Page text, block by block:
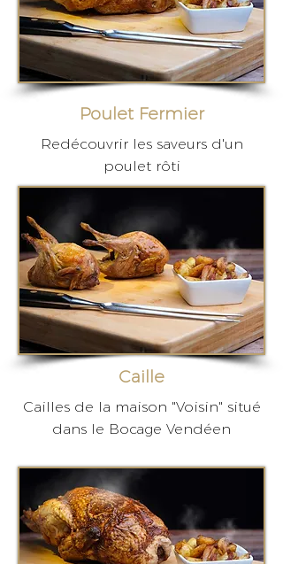
Poulet Fermier
Redécouvrir les saveurs d'un
poulet rôti
Caille
Cailles de la maison "Voisin" situé
dans le Bocage Vendéen